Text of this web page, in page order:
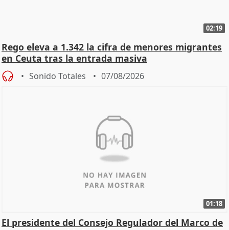
02:19
Rego eleva a 1.342 la cifra de menores migrantes
en Ceuta tras la entrada masiva
Sonido Totales 07/08/2026
01:18
El presidente del Consejo Regulador del Marco de